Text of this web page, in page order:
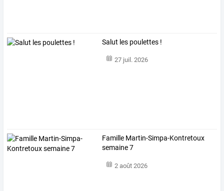
Salut les poulettes !
27 juil. 2026
Famille Martin-Simpa-Kontretoux
semaine 7
2 août 2026